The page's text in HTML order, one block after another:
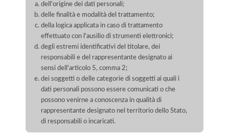
dell'origine dei dati personali;
delle finalità e modalità del trattamento;
della logica applicata in caso di trattamento
effettuato con l'ausilio di strumenti elettronici;
degli estremi identificativi del titolare, dei
responsabili e del rappresentante designato ai
sensi dell'articolo 5, comma 2;
dei soggetti o delle categorie di soggetti ai quali i
dati personali possono essere comunicati o che
possono venirne a conoscenza in qualità di
rappresentante designato nel territorio dello Stato,
di responsabili o incaricati.